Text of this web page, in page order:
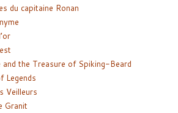
du capitaine Ronan
and the Treasure of Spiking-Beard
Legends
Veilleurs
Granit